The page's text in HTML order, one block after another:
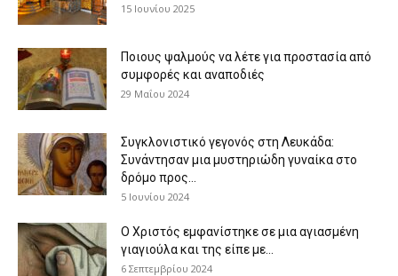
15 Ιουνίου 2025
Ποιους ψαλμούς να λέτε για προστασία από
συμφορές και αναποδιές
29 Μαΐου 2024
Συγκλονιστικό γεγονός στη Λευκάδα:
Συνάντησαν μια μυστηριώδη γυναίκα στο
δρόμο προς...
5 Ιουνίου 2024
Ο Χριστός εμφανίστηκε σε μια αγιασμένη
γιαγιούλα και της είπε με...
6 Σεπτεμβρίου 2024